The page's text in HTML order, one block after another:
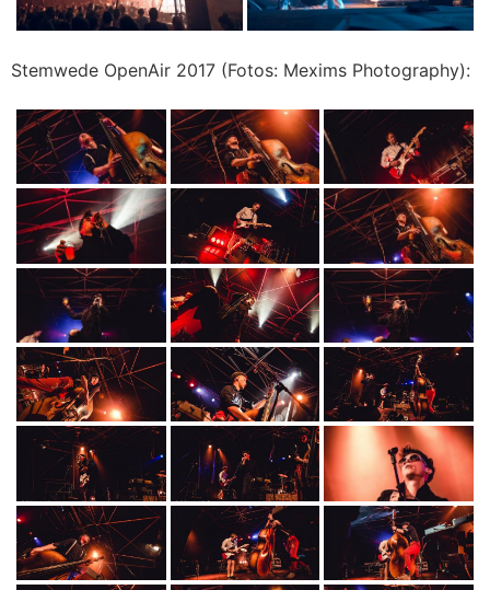
Stemwede OpenAir 2017 (Fotos: Mexims Photography):